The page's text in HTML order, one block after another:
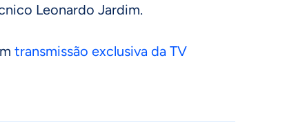
Leonardo Jardim.
transmissão exclusiva da TV